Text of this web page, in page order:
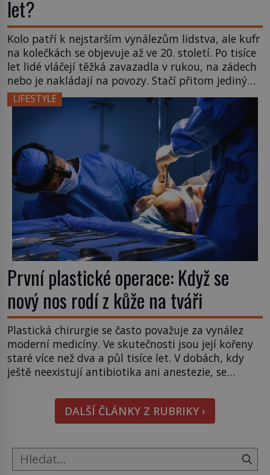
let?
Kolo patří k nejstarším vynálezům lidstva, ale kufr
na kolečkách se objevuje až ve 20. století. Po tisíce
let lidé vláčejí těžká zavazadla v rukou, na zádech
nebo je nakládají na povozy. Stačí přitom jediný
nápad, připevnit ke kufru kolečka. Jenže právě ten
nikdo dlouho nedostane. Až jednou se na letišti
LIFESTYLE
První plastické operace: Když se
nový nos rodí z kůže na tváři
Plastická chirurgie se často považuje za vynález
moderní medicíny. Ve skutečnosti jsou její kořeny
staré více než dva a půl tisíce let. V dobách, kdy
ještě neexistují antibiotika ani anestezie, se
znetvořené válkou, tresty nebo nehodami. Jejich
metody jsou překvapivě promyšlené a některé
principy používají chirurgové dodnes. Úplně první
DALŠÍ ČLÁNKY Z RUBRIKY ›